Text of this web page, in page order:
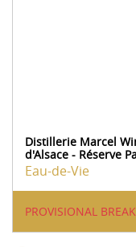
Distillerie Marcel
d'Alsace - Réserve
Eau-de-Vie
PROVISIONAL